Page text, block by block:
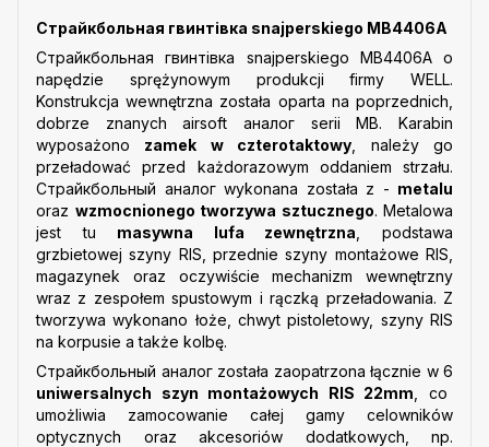
Страйкбольная гвинтівка snajperskiego MB4406A
Страйкбольная гвинтівка snajperskiego MB4406A o
napędzie sprężynowym produkcji firmy WELL.
Konstrukcja wewnętrzna została oparta na poprzednich,
dobrze znanych airsoft аналог serii MB. Karabin
wyposażono zamek w czterotaktowy , należy go
przeładować przed każdorazowym oddaniem strzału.
Страйкбольный аналог wykonana została z - metalu
oraz wzmocnionego tworzywa sztucznego. Metalowa
jest tu masywna lufa zewnętrzna , podstawa
grzbietowej szyny RIS, przednie szyny montażowe RIS,
magazynek oraz oczywiście mechanizm wewnętrzny
wraz z zespołem spustowym i rączką przeładowania. Z
tworzywa wykonano łoże, chwyt pistoletowy, szyny RIS
na korpusie a także kolbę.
Страйкбольный аналог została zaopatrzona łącznie w 6
uniwersalnych szyn montażowych RIS 22mm , co
umożliwia zamocowanie całej gamy celowników
optycznych oraz akcesoriów dodatkowych, np.